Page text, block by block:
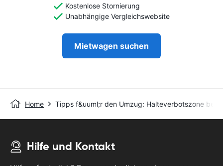
Kostenlose Stornierung
Unabhängige Vergleichswebsite
Mietwagen suchen
Home Tipps f&uuml;r den Umzug: Halteverbotszone
Hilfe und Kontakt